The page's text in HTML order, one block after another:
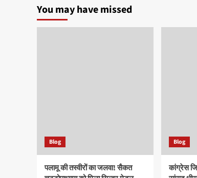
You may have missed
Blog
पलामू की तस्वीरों का जलवा! सैकत
Blog
कांग्रेस